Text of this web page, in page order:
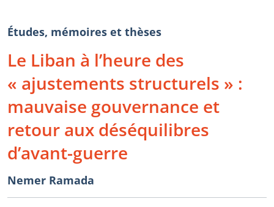
Études, mémoires et thèses
Le Liban à l’heure des
« ajustements structurels » :
mauvaise gouvernance et
retour aux déséquilibres
d’avant-guerre
Nemer Ramada